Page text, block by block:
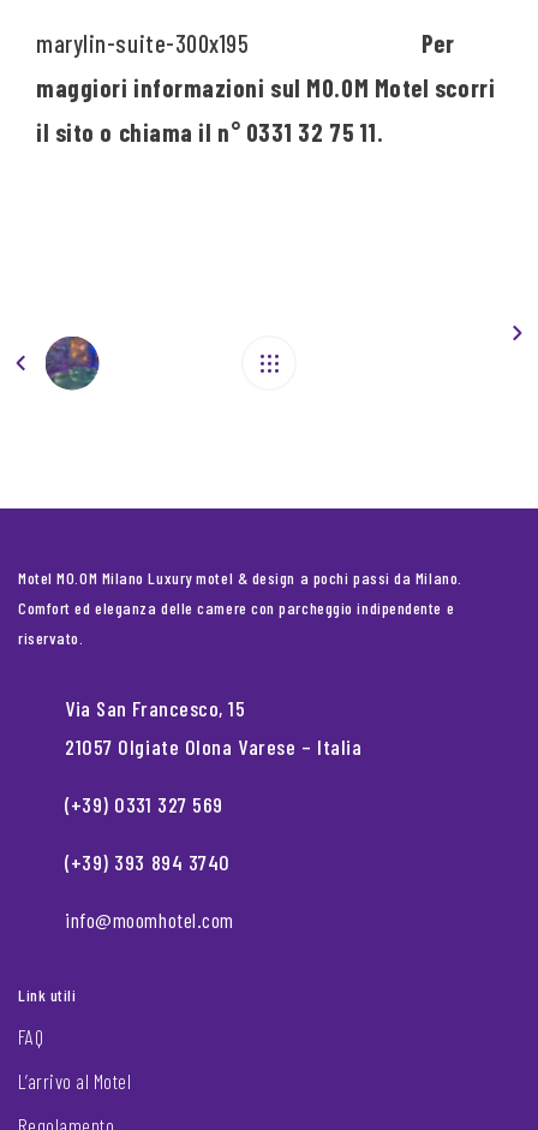
Per
maggiori informazioni sul MO.OM Motel scorri
il sito o chiama il n° 0331 32 75 11.
Motel MO.OM Milano Luxury motel & design a pochi passi da Milano.
Comfort ed eleganza delle camere con parcheggio indipendente e
riservato.
Via San Francesco, 15
21057 Olgiate Olona Varese – Italia
(+39) 0331 327 569
(+39) 393 894 3740
info@moomhotel.com
Link utili
FAQ
L’arrivo al Motel
Regolamento